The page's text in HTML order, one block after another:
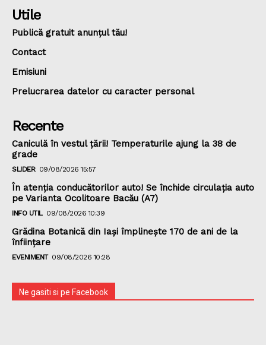
Utile
Publică gratuit anunțul tău!
Contact
Emisiuni
Prelucrarea datelor cu caracter personal
Recente
Caniculă în vestul țării! Temperaturile ajung la 38 de
grade
SLIDER 09/08/2026 15:57
În atenția conducătorilor auto! Se închide circulația auto
pe Varianta Ocolitoare Bacău (A7)
INFO UTIL 09/08/2026 10:39
Grădina Botanică din Iaşi împlineşte 170 de ani de la
înfiinţare
EVENIMENT 09/08/2026 10:28
Ne gasiti si pe Facebook